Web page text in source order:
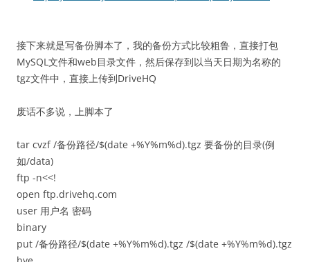
接下来就是写备份脚本了，我的备份方式比较粗鲁，直接打包
MySQL文件和web目录文件，然后保存到以当天日期为名称的
tgz文件中，直接上传到DriveHQ
废话不多说，上脚本了
tar cvzf /备份路径/$(date +%Y%m%d).tgz 要备份的目录(例
如/data)
ftp -n<<!
open ftp.drivehq.com
user 用户名 密码
binary
put /备份路径/$(date +%Y%m%d).tgz /$(date +%Y%m%d).tgz